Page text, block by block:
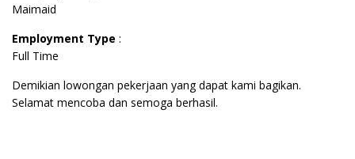
Maimaid
Employment Type :
Full Time
Demikian lowongan pekerjaan yang dapat kami bagikan.
Selamat mencoba dan semoga berhasil.